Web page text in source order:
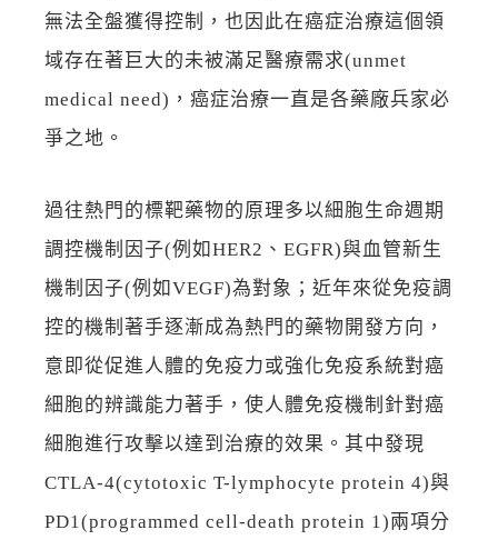
無法全盤獲得控制，也因此在癌症治療這個領
域存在著巨大的未被滿足醫療需求(unmet
medical need)，癌症治療一直是各藥廠兵家必
爭之地。
過往熱門的標靶藥物的原理多以細胞生命週期
調控機制因子(例如HER2、EGFR)與血管新生
機制因子(例如VEGF)為對象；近年來從免疫調
控的機制著手逐漸成為熱門的藥物開發方向，
意即從促進人體的免疫力或強化免疫系統對癌
細胞的辨識能力著手，使人體免疫機制針對癌
細胞進行攻擊以達到治療的效果。其中發現
CTLA-4(cytotoxic T-lymphocyte protein 4)與
PD1(programmed cell-death protein 1)兩項分